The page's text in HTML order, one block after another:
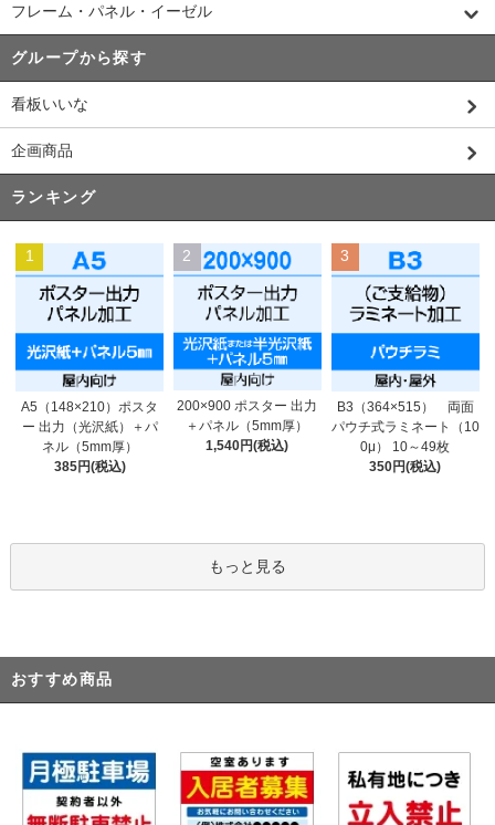
フレーム・パネル・イーゼル
グループから探す
看板いいな
企画商品
ランキング
1
A5（148×210）ポスタ
ー 出力（光沢紙）＋パ
ネル（5mm厚）
385円(税込)
2
200×900 ポスター 出力
＋パネル（5mm厚）
1,540円(税込)
3
B3（364×515） 両面
パウチ式ラミネート（10
0μ） 10～49枚
350円(税込)
もっと見る
おすすめ商品